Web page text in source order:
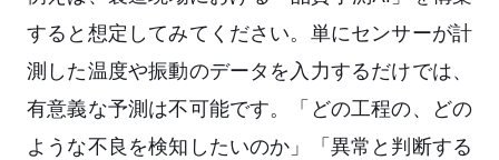
すると想定してみてください。単にセンサーが計
測した温度や振動のデータを入力するだけでは、
有意義な予測は不可能です。「どの工程の、どの
ような不良を検知したいのか」「異常と判断する